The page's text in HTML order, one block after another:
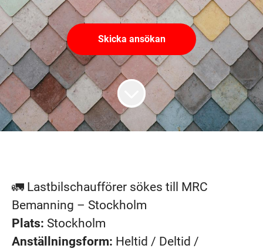
Skicka ansökan
🚛 Lastbilschaufförer sökes till MRC
Bemanning – Stockholm
Plats: Stockholm
Anställningsform: Heltid / Deltid /